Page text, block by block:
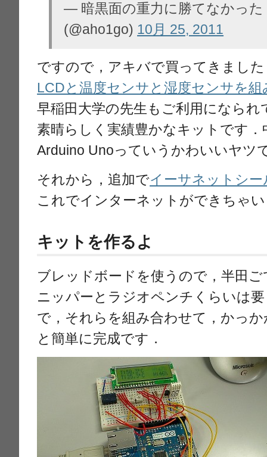
— 暗黒面の重力に勝てなかった
(@aho1go) 10月 25, 2011
ですので，アキバで買ってきまし
LCDと温度センサと湿度センサを
早稲田大学の先生もご利用になら
素晴らしく実績豊かなキットです
Arduino Unoっていうかわいいヤツ
それから，追加でイーサネットシー
これでインターネットができちゃ
キットを作るよ
ブレッドボードを使うので，半田
ニッパーとラジオペンチくらいは
で，それらを組み合わせて，かっ
と簡単に完成です．